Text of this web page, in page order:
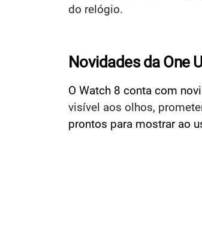
do relógio.
Novidades da One
O Watch 8 conta com
visível aos olhos,
prontos para mostrar ao